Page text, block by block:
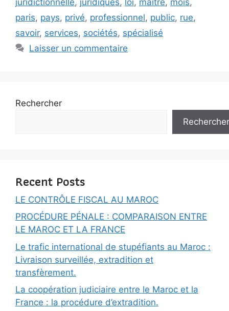
paris, pays, privé, professionnel, public, rue,
savoir, services, sociétés, spécialisé
Laisser un commentaire
Rechercher
Rechercher
Recent Posts
LE CONTRÔLE FISCAL AU MAROC
PROCÉDURE PÉNALE : COMPARAISON ENTRE
LE MAROC ET LA FRANCE
Le trafic international de stupéfiants au Maroc :
Livraison surveillée, extradition et
transfèrement.
La coopération judiciaire entre le Maroc et la
France : la procédure d’extradition.